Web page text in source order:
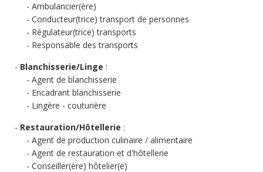
Ambulancier(ère)
Conducteur(trice) transport de personnes
Régulateur(trice) transports
Responsable des transports
Blanchisserie/Linge :
Agent de blanchisserie
Encadrant blanchisserie
Lingère - couturière
Restauration/Hôtellerie :
Agent de production culinaire / alimentaire
Agent de restauration et d'hôtellerie
Conseiller(ère) hôtelier(e)